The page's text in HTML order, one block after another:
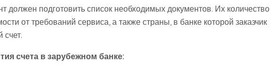
должен подготовить список необходимых документов. Их количество
от требований сервиса, а также страны, в банке которой заказчик
счет.
счета в зарубежном банке: